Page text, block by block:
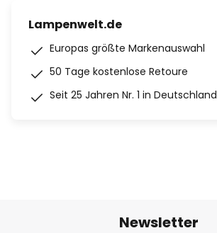
Lampenwelt.de
Europas größte Markenauswahl
50 Tage kostenlose Retoure
Seit 25 Jahren Nr. 1 in Deutschland
Newsletter